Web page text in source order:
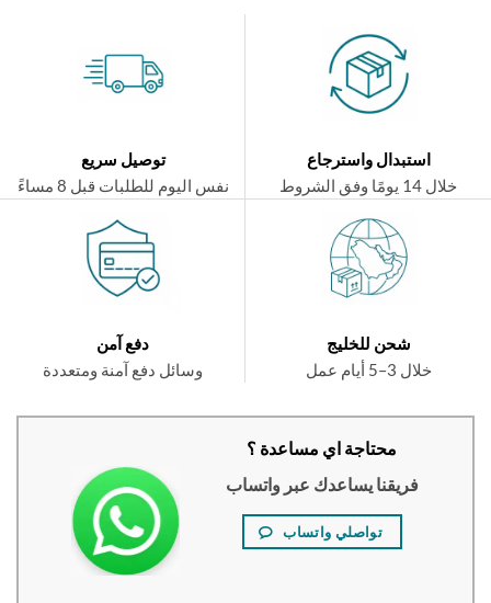
استبدال واسترجاع
توصيل سريع
نفس اليوم للطلبات قبل 8 مساءً
شحن للخليج
دفع آمن
وسائل دفع آمنة ومتعددة
محتاجة اي مساعدة ؟
فريقنا يساعدك عبر واتساب
تواصلي واتساب